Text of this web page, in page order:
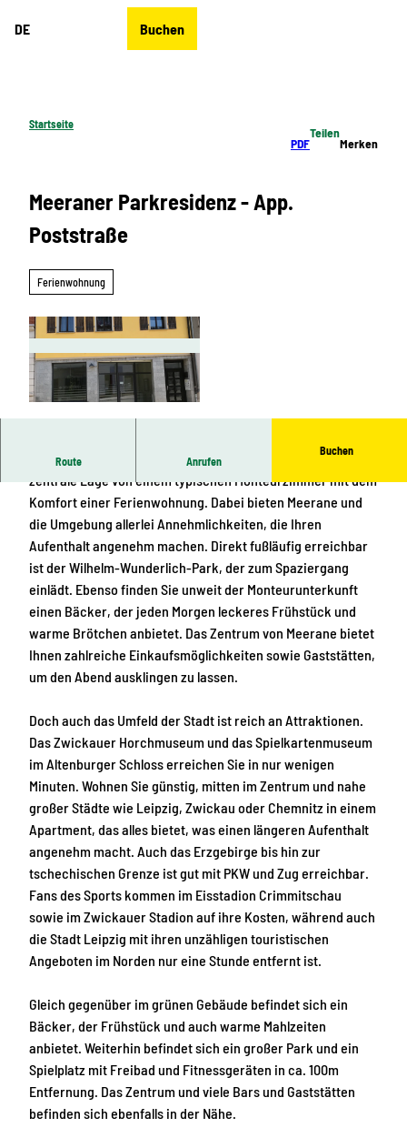
DE Buchen
Startseite
PDF
Teilen
Merken
Meeraner Parkresidenz - App.
Poststraße
Ferienwohnung
e
n
a
n
s
i
c
h
t
Route Anrufen
Buchen
Unsere Unterkunft verbindet die niedrigen Preise und die
zentrale Lage von einem typischen Monteurzimmer mit dem
Komfort einer Ferienwohnung. Dabei bieten Meerane und
die Umgebung allerlei Annehmlichkeiten, die Ihren
Aufenthalt angenehm machen. Direkt fußläufig erreichbar
ist der Wilhelm-Wunderlich-Park, der zum Spaziergang
einlädt. Ebenso finden Sie unweit der Monteurunterkunft
einen Bäcker, der jeden Morgen leckeres Frühstück und
warme Brötchen anbietet. Das Zentrum von Meerane bietet
Ihnen zahlreiche Einkaufsmöglichkeiten sowie Gaststätten,
um den Abend ausklingen zu lassen.
Doch auch das Umfeld der Stadt ist reich an Attraktionen.
Das Zwickauer Horchmuseum und das Spielkartenmuseum
im Altenburger Schloss erreichen Sie in nur wenigen
Minuten. Wohnen Sie günstig, mitten im Zentrum und nahe
großer Städte wie Leipzig, Zwickau oder Chemnitz in einem
Apartment, das alles bietet, was einen längeren Aufenthalt
angenehm macht. Auch das Erzgebirge bis hin zur
tschechischen Grenze ist gut mit PKW und Zug erreichbar.
Fans des Sports kommen im Eisstadion Crimmitschau
sowie im Zwickauer Stadion auf ihre Kosten, während auch
die Stadt Leipzig mit ihren unzähligen touristischen
Angeboten im Norden nur eine Stunde entfernt ist.
Gleich gegenüber im grünen Gebäude befindet sich ein
Bäcker, der Frühstück und auch warme Mahlzeiten
anbietet. Weiterhin befindet sich ein großer Park und ein
Spielplatz mit Freibad und Fitnessgeräten in ca. 100m
Entfernung. Das Zentrum und viele Bars und Gaststätten
befinden sich ebenfalls in der Nähe.